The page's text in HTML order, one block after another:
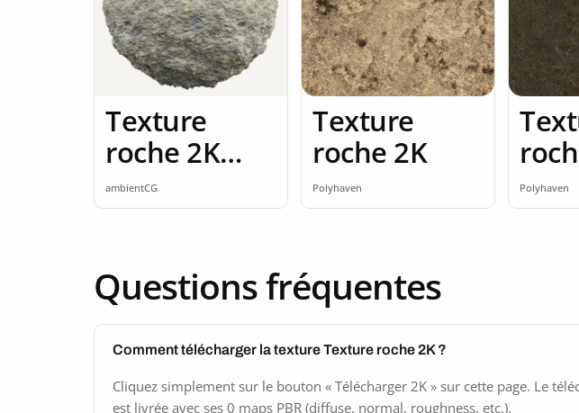
Texture
roche 2K
seamless
ambientCG
Texture
roche 2K
Polyhaven Polyhaven
Questions fréquentes
Comment télécharger la texture Texture roche 2K ?
Cliquez simplement sur le bouton « Télécharger 2K » sur cette page. Le
est livrée avec ses 0 maps PBR (diffuse, normal, roughness, etc.).